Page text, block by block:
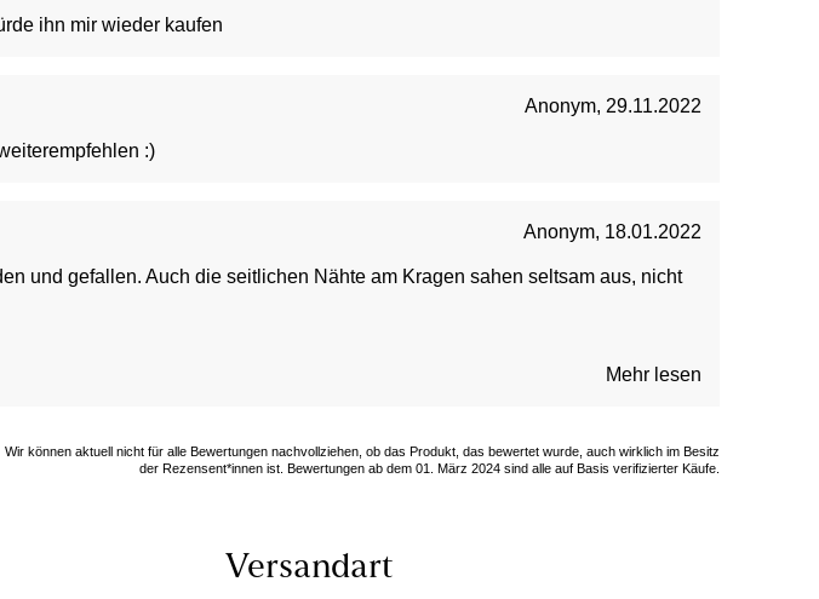
ihn mir wieder kaufen
Anonym, 29.11.2022
:)
Anonym, 18.01.2022
und gefallen. Auch die seitlichen Nähte am Kragen sahen seltsam aus, nicht
Mehr lesen
Wir können aktuell nicht für alle Bewertungen nachvollziehen, ob das Produkt, das bewertet wurde, auch wirklich im Besitz
der Rezensent*innen ist. Bewertungen ab dem 01. März 2024 sind alle auf Basis verifizierter Käufe.
Versandart